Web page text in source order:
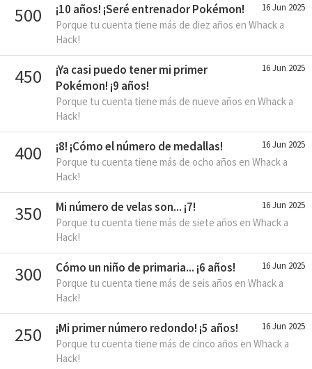
500 16 Jun 2025
¡10 años! ¡Seré entrenador Pokémon!
Porque tu cuenta tiene más de diez años en Whack a
Hack!
450 16 Jun 2025
¡Ya casi puedo tener mi primer
Pokémon! ¡9 años!
Porque tu cuenta tiene más de nueve años en Whack a
Hack!
400 16 Jun 2025
¡8! ¡Cómo el número de medallas!
Porque tu cuenta tiene más de ocho años en Whack a
Hack!
350 16 Jun 2025
Mi número de velas son... ¡7!
Porque tu cuenta tiene más de siete años en Whack a
Hack!
300 16 Jun 2025
Cómo un niño de primaria... ¡6 años!
Porque tu cuenta tiene más de seis años en Whack a
Hack!
250 16 Jun 2025
¡Mi primer número redondo! ¡5 años!
Porque tu cuenta tiene más de cinco años en Whack a
Hack!